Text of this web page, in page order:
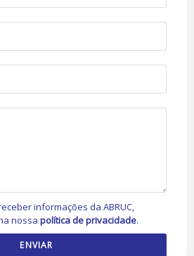
informações da ABRUC,
nossapolítica de privacidade.